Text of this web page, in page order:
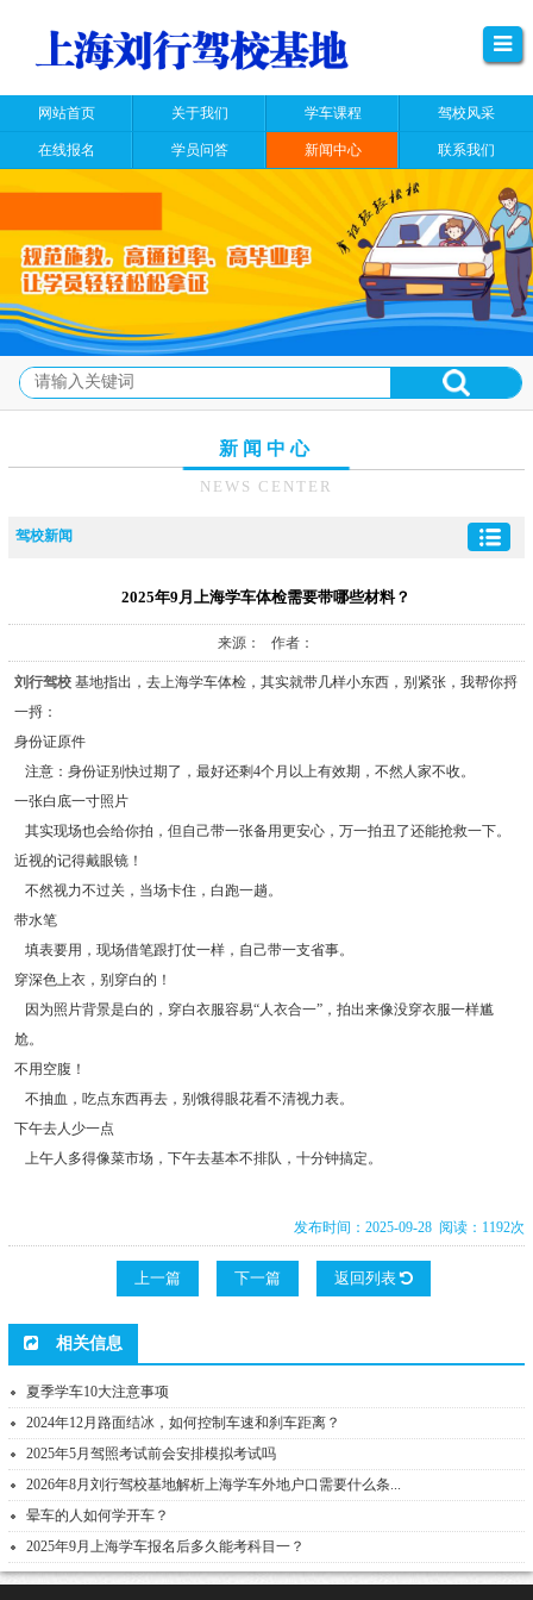
网站首页 关于我们 学车课程 驾校风采
在线报名 学员问答 新闻中心 联系我们
新闻中心
NEWS CENTER
驾校新闻
2025年9月上海学车体检需要带哪些材料？
来源： 作者：
刘行驾校基地指出，去上海学车体检，其实就带几样小东西，别紧张，我帮你捋
一捋：
身份证原件
注意：身份证别快过期了，最好还剩4个月以上有效期，不然人家不收。
一张白底一寸照片
其实现场也会给你拍，但自己带一张备用更安心，万一拍丑了还能抢救一下。
近视的记得戴眼镜！
不然视力不过关，当场卡住，白跑一趟。
带水笔
填表要用，现场借笔跟打仗一样，自己带一支省事。
穿深色上衣，别穿白的！
因为照片背景是白的，穿白衣服容易“人衣合一”，拍出来像没穿衣服一样尴
尬。
不用空腹！
不抽血，吃点东西再去，别饿得眼花看不清视力表。
下午去人少一点
上午人多得像菜市场，下午去基本不排队，十分钟搞定。
发布时间：2025-09-28 阅读：1192次
上一篇 下一篇 返回列表
相关信息
夏季学车10大注意事项
2024年12月路面结冰，如何控制车速和刹车距离？
2025年5月驾照考试前会安排模拟考试吗
2026年8月刘行驾校基地解析上海学车外地户口需要什么条...
晕车的人如何学开车？
2025年9月上海学车报名后多久能考科目一？